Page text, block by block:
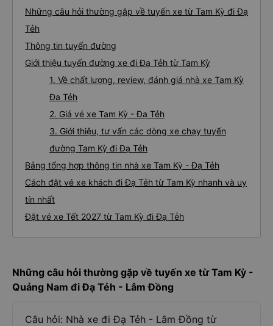
Những câu hỏi thường gặp về tuyến xe từ Tam Kỳ đi Đạ
Tẻh
Thông tin tuyến đường
Giới thiệu tuyến đường xe đi Đạ Tẻh từ Tam Kỳ
1. Về chất lượng, review, đánh giá nhà xe Tam Kỳ
Đạ Tẻh
2. Giá vé xe Tam Kỳ - Đạ Tẻh
3. Giới thiệu, tư vấn các dòng xe chạy tuyến
đường Tam Kỳ đi Đạ Tẻh
Bảng tổng hợp thông tin nhà xe Tam Kỳ - Đạ Tẻh
Cách đặt vé xe khách đi Đạ Tẻh từ Tam Kỳ nhanh và uy
tín nhất
Đặt vé xe Tết 2027 từ Tam Kỳ đi Đạ Tẻh
Những câu hỏi thường gặp về tuyến xe từ Tam Kỳ -
Quảng Nam đi Đạ Tẻh - Lâm Đồng
Câu hỏi: Nhà xe đi Đạ Tẻh - Lâm Đồng từ